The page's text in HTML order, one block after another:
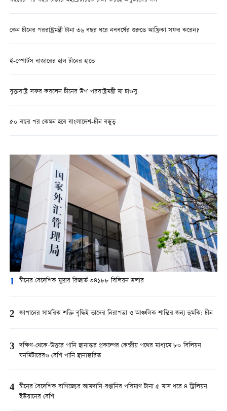
কেন চীনের পররাষ্ট্রমন্ত্রী টানা ৩৬ বছর ধরে নববর্ষের শুরুতে আফ্রিকা সফর করেন?
ই-স্পোর্টস বাজারের হাল চীনের হাতে
যুক্তরাষ্ট্র সফর করলেন চীনের উপ-পররাষ্ট্রমন্ত্রী মা চাওসু
৫০ বছর পর কেমন হবে বাংলাদেশ-চীন বন্ধুত্ব
1 চীনের বৈদেশিক মুদ্রার রিজার্ভ ৩৪১৮৮ বিলিয়ন ডলার
2 জাপানের সামরিক শক্তি বৃদ্ধিই তাদের নিরাপত্তা ও আঞ্চলিক শান্তির জন্য হুমকি: চীন
3 দক্ষিণ-থেকে-উত্তরে পানি স্থানান্তর প্রকল্পের কেন্দ্রীয় পথের মাধ্যমে ৮০ বিলিয়ন
ঘনমিটারেরও বেশি পানি স্থানান্তরিত
4 চীনের বৈদেশিক বাণিজ্যের আমদানি-রপ্তানির পরিমাণ টানা ৫ মাস ধরে ৪ ট্রিলিয়ন
ইউয়ানের বেশি